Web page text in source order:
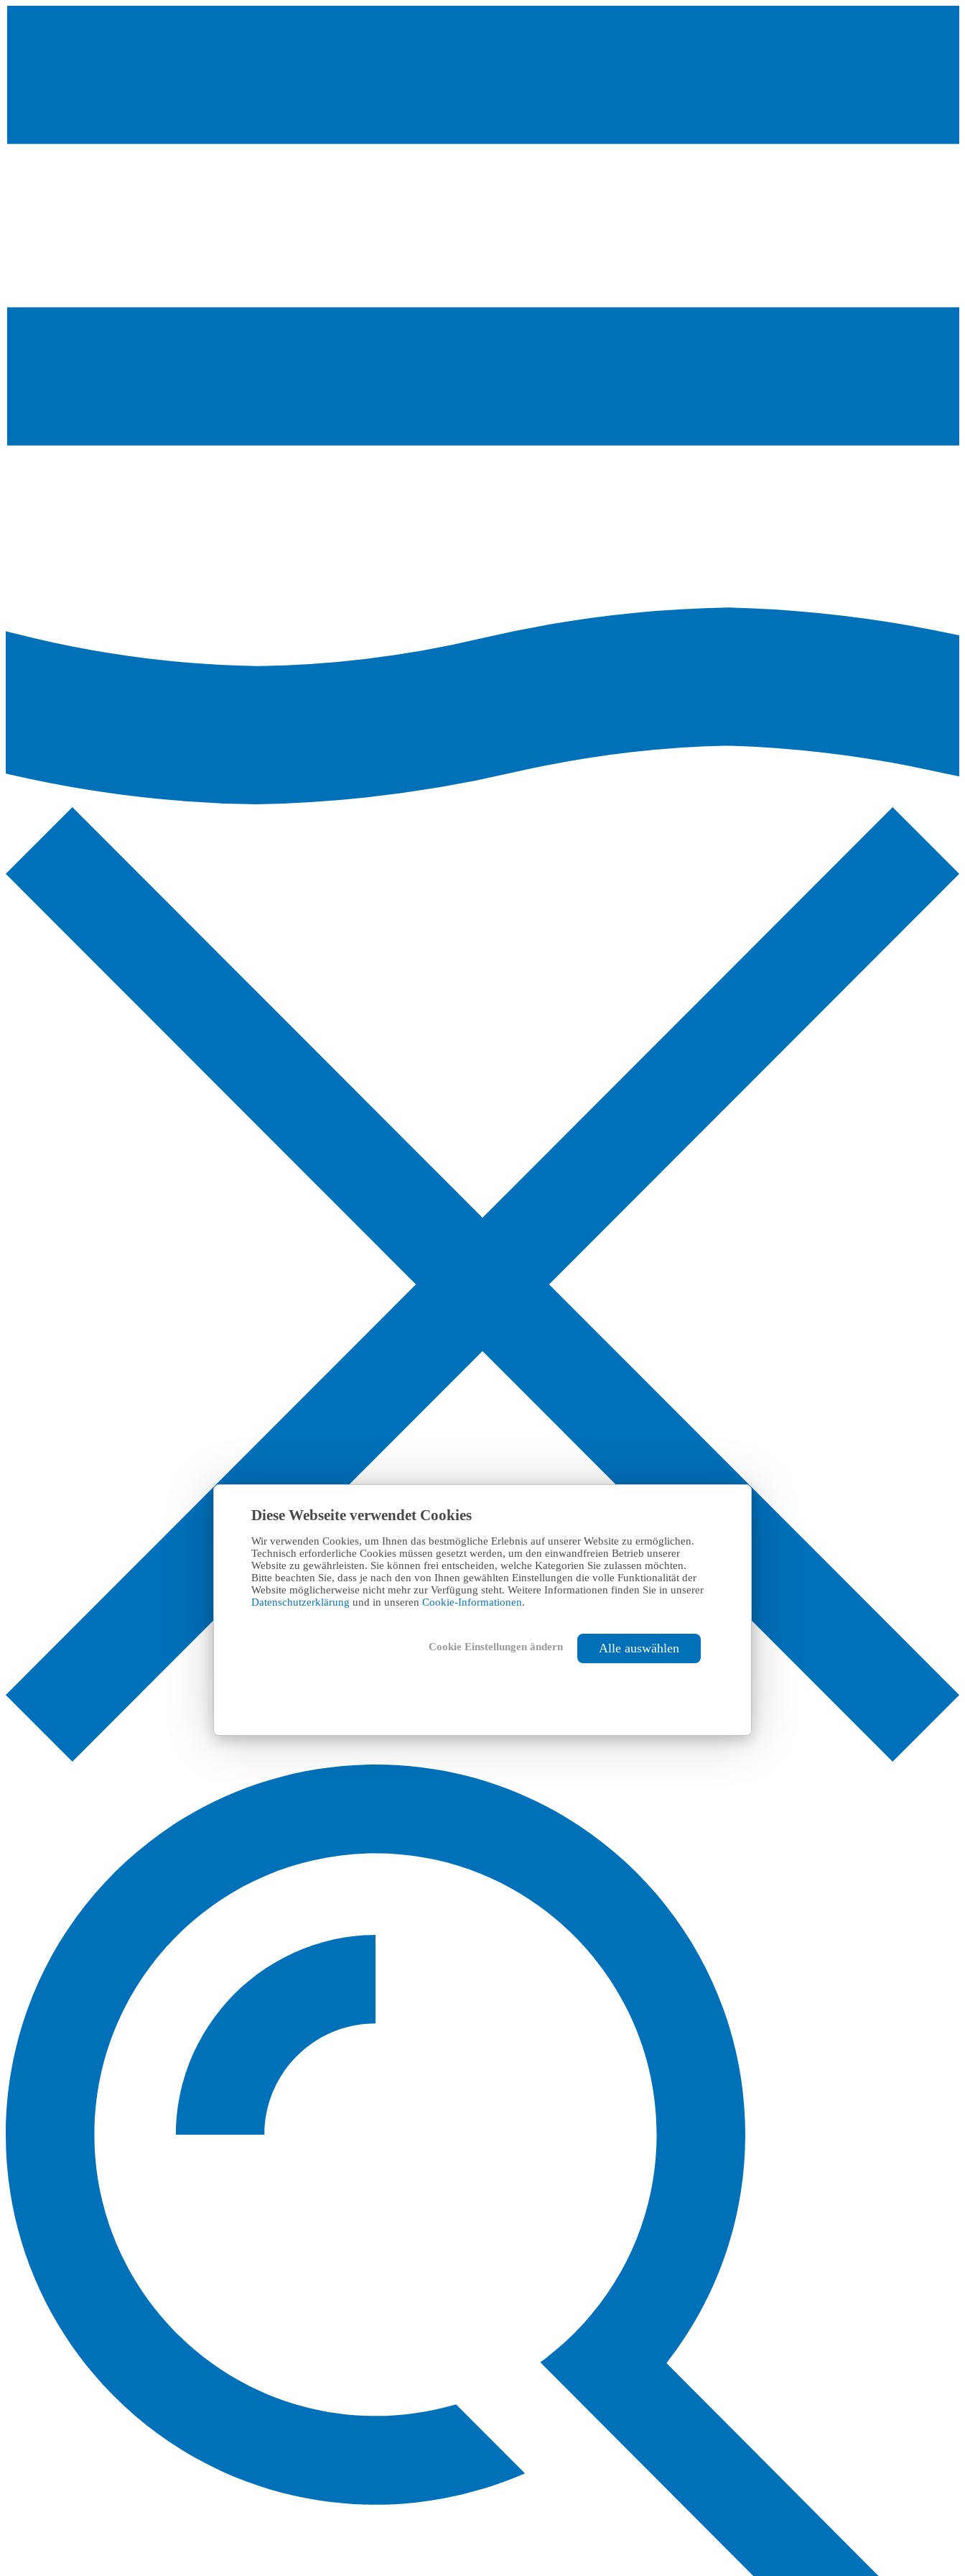
Diese Webseite verwendet Cookies
Wir verwenden Cookies, um Ihnen das bestmögliche Erlebnis auf unserer Website zu ermöglichen.
Technisch erforderliche Cookies müssen gesetzt werden, um den einwandfreien Betrieb unserer
Website zu gewährleisten. Sie können frei entscheiden, welche Kategorien Sie zulassen möchten.
Bitte beachten Sie, dass je nach den von Ihnen gewählten Einstellungen die volle Funktionalität der
Website möglicherweise nicht mehr zur Verfügung steht. Weitere Informationen finden Sie in unserer
Datenschutzerklärung und in unseren Cookie-Informationen.
Cookie Einstellungen ändern Alle auswählen